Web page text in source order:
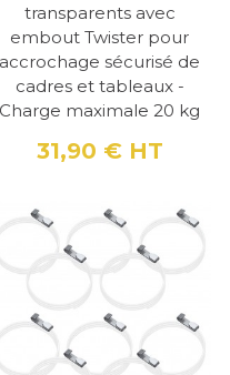
autobloquants,
à tous les
une alternative
également trouvé
éviter à vos
des
de
transparents avec
embout Twister pour
accrochage sécurisé de
cadres et tableaux -
Charge maximale 20 kg
Prix
31,90 € HT